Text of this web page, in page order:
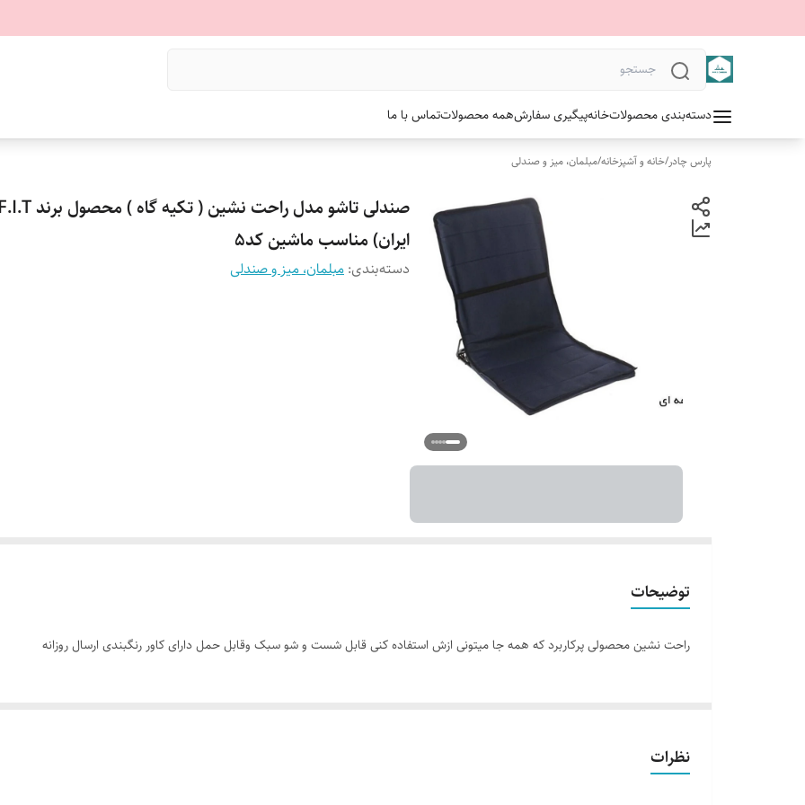
دسته‌بندی محصولاتخانهپیگیری سفارشهمه محصولاتتماس با ما
پارس چادر/خانه و آشپزخانه/مبلمان، میز و صندلی
ایران) مناسب ماشین کد5
دسته‌بندی: مبلمان، میز و صندلی
توضیحات
راحت نشین محصولی پرکاربرد که همه جا میتونی ازش استفاده کنی قابل شست و شو سبک وقابل حمل دارای کاور رنگبندی ارسال روزانه
نظرات